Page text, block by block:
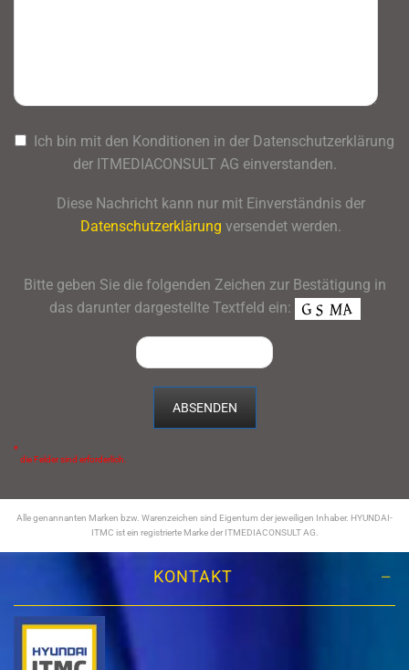
Ich bin mit den Konditionen in der Datenschutzerklärung
der ITMEDIACONSULT AG einverstanden.
Diese Nachricht kann nur mit Einverständnis der
Datenschutzerklärung versendet werden.
Bitte geben Sie die folgenden Zeichen zur Bestätigung in
das darunter dargestellte Textfeld ein:
*
die Felder sind erforderlich.
Alle genannanten Marken bzw. Warenzeichen sind Eigentum der jeweiligen Inhaber. HYUNDAI-
ITMC ist ein registrierte Marke der ITMEDIACONSULT AG.
KONTAKT